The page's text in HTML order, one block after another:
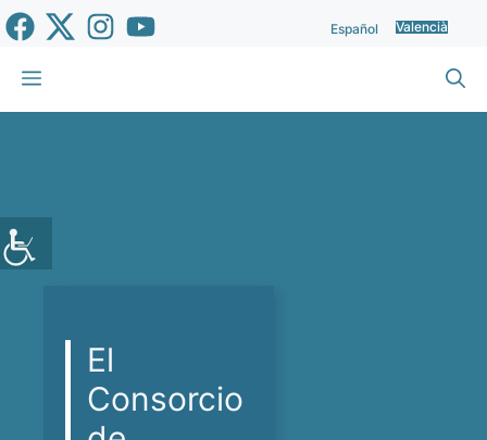
Vés
al
contingut
Español Valencià
Menu
El
Consorcio